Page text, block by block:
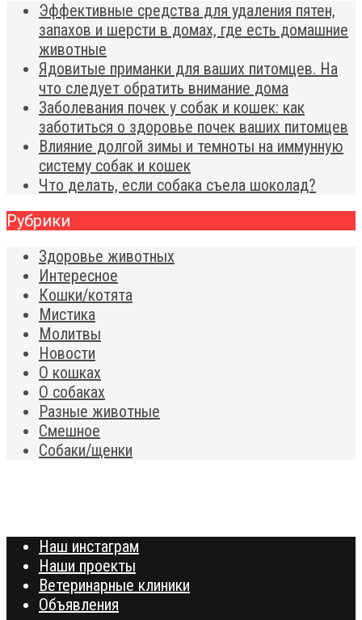
Эффективные средства для удаления пятен,
запахов и шерсти в домах, где есть домашние
животные
Ядовитые приманки для ваших питомцев. На
что следует обратить внимание дома
Заболевания почек у собак и кошек: как
заботиться о здоровье почек ваших питомцев
Влияние долгой зимы и темноты на иммунную
систему собак и кошек
Что делать, если собака съела шоколад?
Рубрики
Здоровье животных
Интересное
Кошки/котята
Мистика
Молитвы
Новости
О кошках
О собаках
Разные животные
Смешное
Собаки/щенки
Наш инстаграм
Наши проекты
Ветеринарные клиники
Объявления